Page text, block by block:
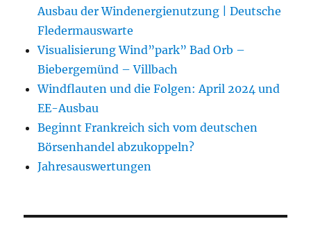
Ausbau der Windenergienutzung | Deutsche
Fledermauswarte
Visualisierung Wind”park” Bad Orb –
Biebergemünd – Villbach
Windflauten und die Folgen: April 2024 und
EE-Ausbau
Beginnt Frankreich sich vom deutschen
Börsenhandel abzukoppeln?
Jahresauswertungen